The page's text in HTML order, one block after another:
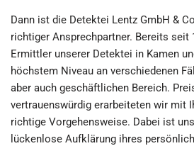
Dann ist die Detektei Lentz GmbH &
richtiger Ansprechpartner. Bereits seit
Ermittler unserer Detektei in Kamen
höchstem Niveau an verschiedenen
aber auch geschäftlichen Bereich.
vertrauenswürdig erarbeiteten wir mit
richtige Vorgehensweise. Dabei ist
lückenlose Aufklärung ihres